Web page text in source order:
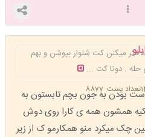
تعداد پست: 8877
فکر میکنن کت شلوار بپوشن و بهم
حله . دوتا کت ...
بودن به جون بچم تابستون به
همشون همه ی کارا روی دوش
چک میکرد منو همکارمو ک از زیر